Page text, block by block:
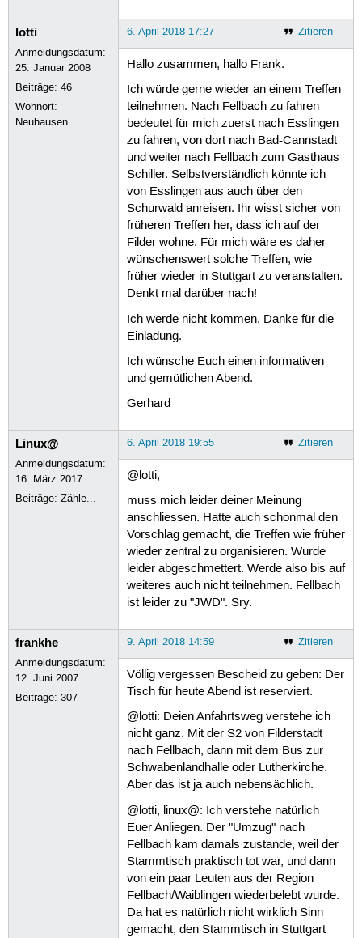
lotti
Anmeldungsdatum:
25. Januar 2008
Beiträge:46
Wohnort:
Neuhausen
Zitieren
6. April 2018 17:27
Hallo zusammen, hallo Frank.
Ich würde gerne wieder an einem Treffen
teilnehmen. Nach Fellbach zu fahren
bedeutet für mich zuerst nach Esslingen
zu fahren, von dort nach Bad-Cannstadt
und weiter nach Fellbach zum Gasthaus
Schiller. Selbstverständlich könnte ich
von Esslingen aus auch über den
Schurwald anreisen. Ihr wisst sicher von
früheren Treffen her, dass ich auf der
Filder wohne. Für mich wäre es daher
wünschenswert solche Treffen, wie
früher wieder in Stuttgart zu veranstalten.
Denkt mal darüber nach!
Ich werde nicht kommen. Danke für die
Einladung.
Ich wünsche Euch einen informativen
und gemütlichen Abend.
Gerhard
Linux@
Anmeldungsdatum:
16. März 2017
Beiträge:Zähle...
Zitieren
6. April 2018 19:55
@lotti,
muss mich leider deiner Meinung
anschliessen. Hatte auch schonmal den
Vorschlag gemacht, die Treffen wie früher
wieder zentral zu organisieren. Wurde
leider abgeschmettert. Werde also bis auf
weiteres auch nicht teilnehmen. Fellbach
ist leider zu "JWD". Sry.
frankhe
Anmeldungsdatum:
12. Juni 2007
Beiträge:307
Zitieren
9. April 2018 14:59
Völlig vergessen Bescheid zu geben: Der
Tisch für heute Abend ist reserviert.
@lotti: Deien Anfahrtsweg verstehe ich
nicht ganz. Mit der S2 von Filderstadt
nach Fellbach, dann mit dem Bus zur
Schwabenlandhalle oder Lutherkirche.
Aber das ist ja auch nebensächlich.
@lotti, linux@: Ich verstehe natürlich
Euer Anliegen. Der "Umzug" nach
Fellbach kam damals zustande, weil der
Stammtisch praktisch tot war, und dann
von ein paar Leuten aus der Region
Fellbach/Waiblingen wiederbelebt wurde.
Da hat es natürlich nicht wirklich Sinn
gemacht, den Stammtisch in Stuttgart